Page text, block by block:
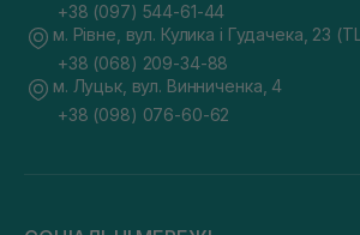
+38 (097) 544-61-44
м. Рівне, вул. Кулика і Гудачека, 23
+38 (068) 209-34-88
м. Луцьк, вул. Винниченка, 4
+38 (098) 076-60-62